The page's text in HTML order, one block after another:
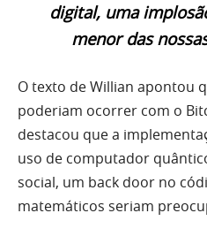
digital, uma
menor das
O texto de Willian apontou
poderiam ocorrer com o
destacou que a
uso de computador
social, um back door no
matemáticos seriam